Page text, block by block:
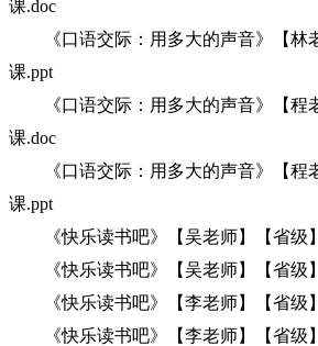
课.doc
《口语交际：用多大的声音》【林
课.ppt
《口语交际：用多大的声音》【程
课.doc
《口语交际：用多大的声音》【程
课.ppt
《快乐读书吧》【吴老师】【省级
《快乐读书吧》【吴老师】【省级
《快乐读书吧》【李老师】【省级
《快乐读书吧》【李老师】【省级